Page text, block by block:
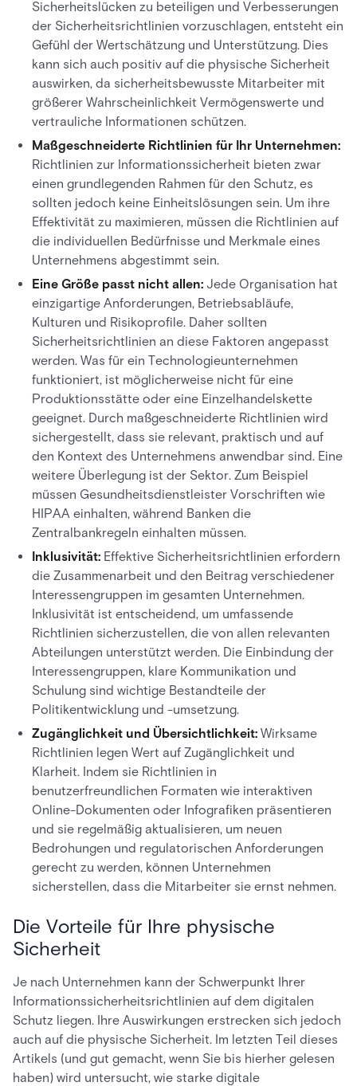
Sicherheitslücken zu beteiligen und Verbesserungen
der Sicherheitsrichtlinien vorzuschlagen, entsteht ein
Gefühl der Wertschätzung und Unterstützung. Dies
kann sich auch positiv auf die physische Sicherheit
auswirken, da sicherheitsbewusste Mitarbeiter mit
größerer Wahrscheinlichkeit Vermögenswerte und
vertrauliche Informationen schützen.
Maßgeschneiderte Richtlinien für Ihr Unternehmen:
Richtlinien zur Informationssicherheit bieten zwar
einen grundlegenden Rahmen für den Schutz, es
sollten jedoch keine Einheitslösungen sein. Um ihre
Effektivität zu maximieren, müssen die Richtlinien auf
die individuellen Bedürfnisse und Merkmale eines
Unternehmens abgestimmt sein.
Eine Größe passt nicht allen: Jede Organisation hat
einzigartige Anforderungen, Betriebsabläufe,
Kulturen und Risikoprofile. Daher sollten
Sicherheitsrichtlinien an diese Faktoren angepasst
werden. Was für ein Technologieunternehmen
funktioniert, ist möglicherweise nicht für eine
Produktionsstätte oder eine Einzelhandelskette
geeignet. Durch maßgeschneiderte Richtlinien wird
sichergestellt, dass sie relevant, praktisch und auf
den Kontext des Unternehmens anwendbar sind. Eine
weitere Überlegung ist der Sektor. Zum Beispiel
müssen Gesundheitsdienstleister Vorschriften wie
HIPAA einhalten, während Banken die
Zentralbankregeln einhalten müssen.
Inklusivität: Effektive Sicherheitsrichtlinien erfordern
die Zusammenarbeit und den Beitrag verschiedener
Interessengruppen im gesamten Unternehmen.
Inklusivität ist entscheidend, um umfassende
Richtlinien sicherzustellen, die von allen relevanten
Abteilungen unterstützt werden. Die Einbindung der
Interessengruppen, klare Kommunikation und
Schulung sind wichtige Bestandteile der
Politikentwicklung und -umsetzung.
Zugänglichkeit und Übersichtlichkeit: Wirksame
Richtlinien legen Wert auf Zugänglichkeit und
Klarheit. Indem sie Richtlinien in
benutzerfreundlichen Formaten wie interaktiven
Online-Dokumenten oder Infografiken präsentieren
und sie regelmäßig aktualisieren, um neuen
Bedrohungen und regulatorischen Anforderungen
gerecht zu werden, können Unternehmen
sicherstellen, dass die Mitarbeiter sie ernst nehmen.
Die Vorteile für Ihre physische
Sicherheit
Je nach Unternehmen kann der Schwerpunkt Ihrer
Informationssicherheitsrichtlinien auf dem digitalen
Schutz liegen. Ihre Auswirkungen erstrecken sich jedoch
auch auf die physische Sicherheit. Im letzten Teil dieses
Artikels (und gut gemacht, wenn Sie bis hierher gelesen
haben) wird untersucht, wie starke digitale